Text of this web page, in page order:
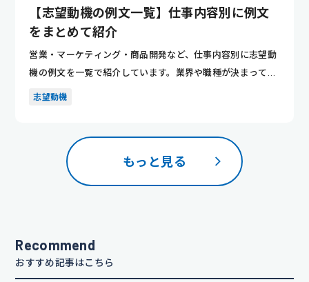
【志望動機の例文一覧】仕事内容別に例文
をまとめて紹介
営業・マーケティング・商品開発など、仕事内容別に志望動
機の例文を一覧で紹介しています。業界や職種が決まってい
ない人でも、...
志望動機
もっと見る
Recommend
おすすめ記事はこちら